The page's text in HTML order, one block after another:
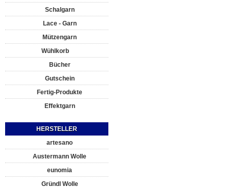
Schalgarn
Lace - Garn
Mützengarn
Wühlkorb
Bücher
Gutschein
Fertig-Produkte
Effektgarn
HERSTELLER
artesano
Austermann Wolle
eunomia
Gründl Wolle